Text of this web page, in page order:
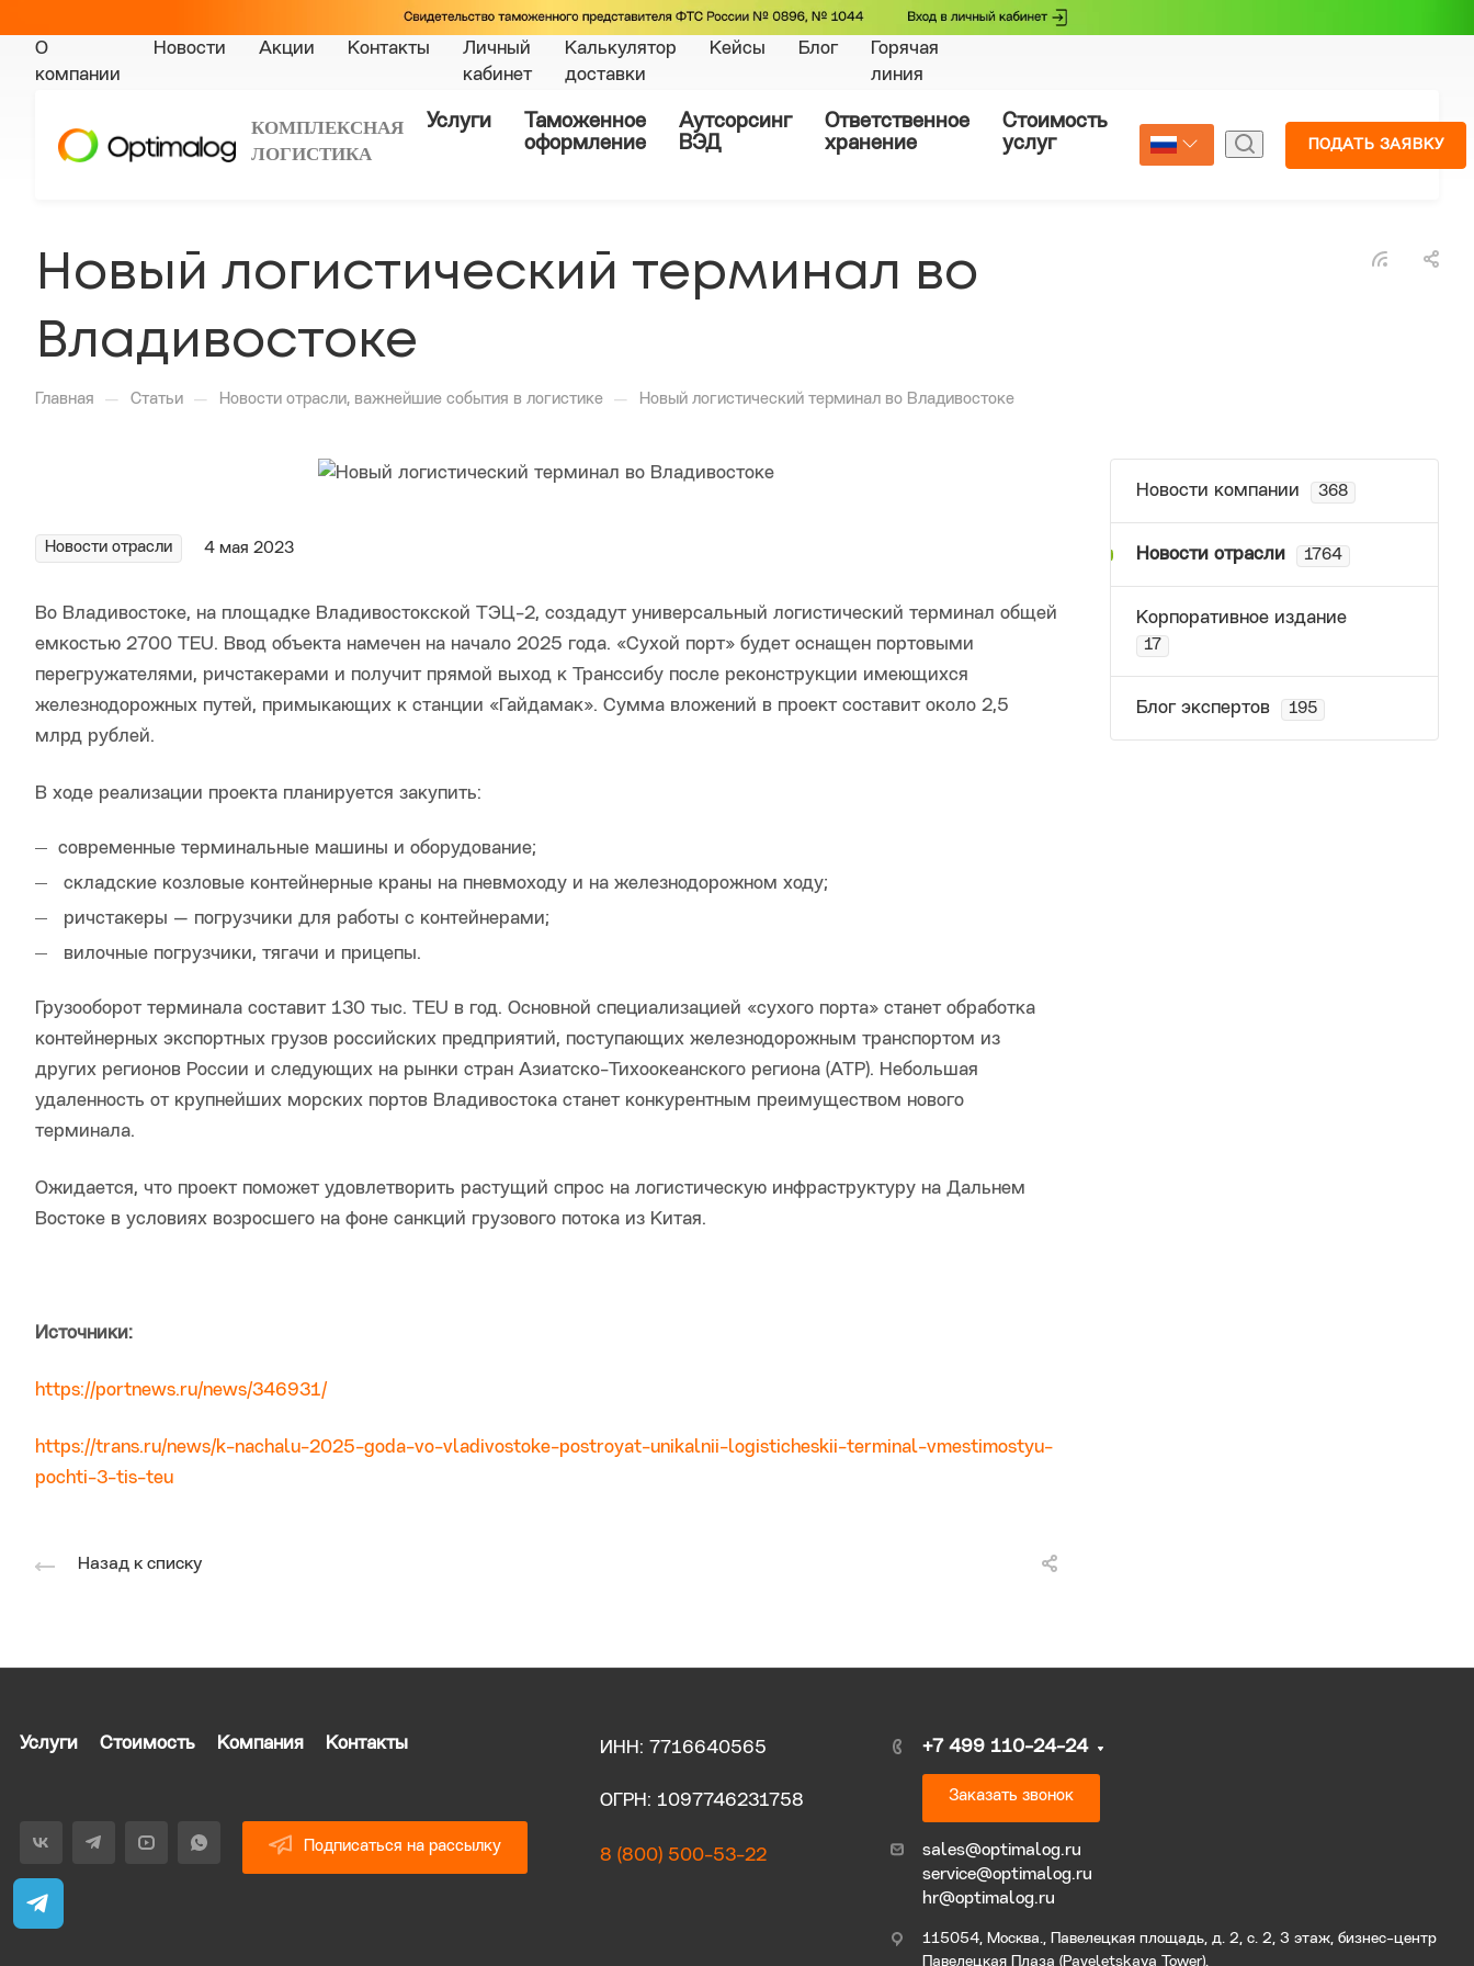
О
компании
Новости Акции Контакты
Личный
кабинет
Калькулятор
доставки
Кейсы Блог
Горячая
линия
КОМПЛЕКСНАЯ
ЛОГИСТИКА
Услуги
Таможенное
оформление
Аутсорсинг
ВЭД
Ответственное
хранение
Стоимость
услуг
Страхование
Select Language
ПОДАТЬ ЗАЯВКУ
Новый логистический терминал во
Владивостоке
Главная — Статьи — Новости отрасли, важнейшие события в логистике — Новый логистический терминал во Владивостоке
Новости отрасли 4 мая 2023
Во Владивостоке, на площадке Владивостокской ТЭЦ-2, создадут универсальный логистический терминал общей
емкостью 2700 TEU. Ввод объекта намечен на начало 2025 года. «Сухой порт» будет оснащен портовыми
перегружателями, ричстакерами и получит прямой выход к Транссибу после реконструкции имеющихся
железнодорожных путей, примыкающих к станции «Гайдамак». Сумма вложений в проект составит около 2,5
млрд рублей.
В ходе реализации проекта планируется закупить:
современные терминальные машины и оборудование;
складские козловые контейнерные краны на пневмоходу и на железнодорожном ходу;
ричстакеры — погрузчики для работы с контейнерами;
вилочные погрузчики, тягачи и прицепы.
Грузооборот терминала составит 130 тыс. TEU в год. Основной специализацией «сухого порта» станет обработка
контейнерных экспортных грузов российских предприятий, поступающих железнодорожным транспортом из
других регионов России и следующих на рынки стран Азиатско-Тихоокеанского региона (АТР). Небольшая
удаленность от крупнейших морских портов Владивостока станет конкурентным преимуществом нового
терминала.
Ожидается, что проект поможет удовлетворить растущий спрос на логистическую инфраструктуру на Дальнем
Востоке в условиях возросшего на фоне санкций грузового потока из Китая.
Источники:
https://portnews.ru/news/346931/
https://trans.ru/news/k-nachalu-2025-goda-vo-vladivostoke-postroyat-unikalnii-logisticheskii-terminal-vmestimostyu-
pochti-3-tis-teu
Назад к списку
Новости компании 368
Новости отрасли 1764
Корпоративное издание
17
Блог экспертов 195
Услуги Стоимость Компания Контакты
Подписаться на рассылку
ИНН: 7716640565
ОГРН: 1097746231758
8 (800) 500-53-22
+7 499 110-24-24
Заказать звонок
sales@optimalog.ru
service@optimalog.ru
hr@optimalog.ru
115054, Москва., Павелецкая площадь, д. 2, с. 2, 3 этаж, бизнес-центр
Павелецкая Плаза (Paveletskaya Tower).